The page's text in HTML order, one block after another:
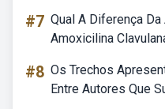
#7 Qual A Diferença
Amoxicilina
#8 Os Trechos
Entre Autores Que